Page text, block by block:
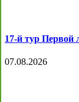
17-й тур Первой
07.08.2026